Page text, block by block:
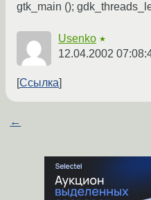
gtk_main ();
Usenko ★
12.04.2002
Ссылка
←